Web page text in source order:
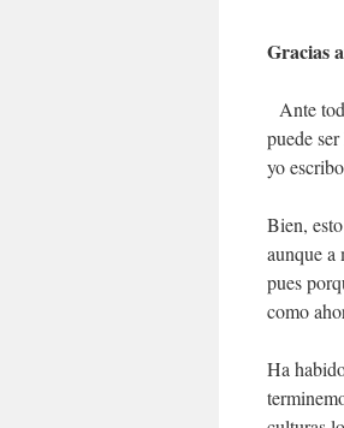
Gracias
Ante
puede
yo
Bien,
aunque a
pues
como
Ha